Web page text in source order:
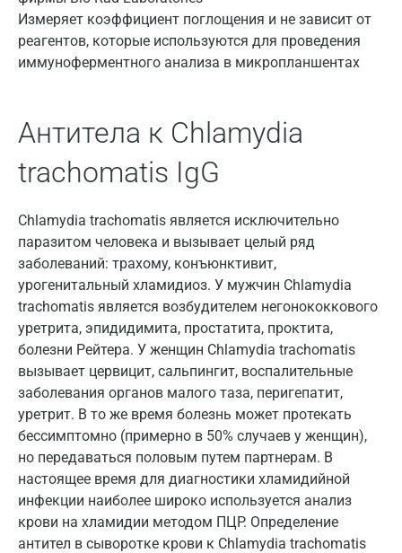
Измеряет коэффициент поглощения и не зависит от
реагентов, которые используются для проведения
иммуноферментного анализа в микропланшентах
Антитела к Chlamydia
trachomatis IgG
Chlamydia trachomatis является исключительно
паразитом человека и вызывает целый ряд
заболеваний: трахому, конъюнктивит,
урогенитальный хламидиоз. У мужчин Chlamydia
trachomatis является возбудителем негонококкового
уретрита, эпидидимита, простатита, проктита,
болезни Рейтера. У женщин Chlamydia trachomatis
вызывает цервицит, сальпингит, воспалительные
заболевания органов малого таза, перигепатит,
уретрит. В то же время болезнь может протекать
бессимптомно (примерно в 50% случаев у женщин),
но передаваться половым путем партнерам. В
настоящее время для диагностики хламидийной
инфекции наиболее широко используется анализ
крови на хламидии методом ПЦР. Определение
антител в сыворотке крови к Chlamydia trachomatis
Владимир
Волгоград
Всеволожск
Гатчина
Геленджик
Голубое
Дзержинск
Дзержинский
Дмитров
Долгопрудный
Домодедово
Екатеринбург
Жуковский